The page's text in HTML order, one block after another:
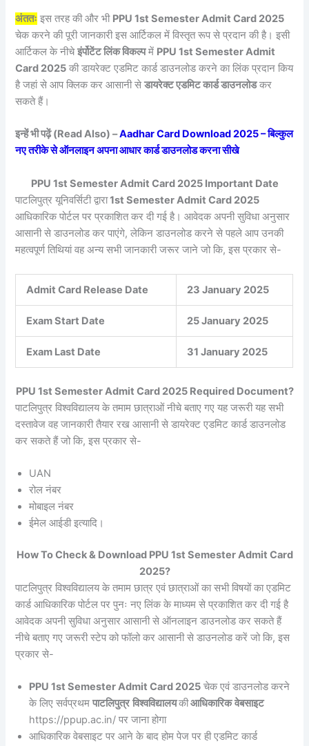
अंततः इस तरह की और भी PPU 1st Semester Admit Card 2025
चेक करने की पूरी जानकारी इस आर्टिकल में विस्तृत रूप से प्रदान की है। इसी
आर्टिकल के नीचेइंर्पोटेंट लिंक विकल्पमें PPU 1st Semester Admit
Card 2025 की डायरेक्ट एडमिट कार्ड डाउनलोड करने का लिंक प्रदान किय
है जहां से आप क्लिक कर आसानी सेडायरेक्ट एडमिट कार्ड डाउनलोडकर
सकते हैं।
इन्हें भी पढ़ें (Read Also) –Aadhar Card Download 2025 – बिल्कुल
नए तरीके से ऑनलाइन अपना आधार कार्ड डाउनलोड करना सीखे
PPU 1st Semester Admit Card 2025 Important Date
पाटलिपुत्र यूनिवर्सिटी द्वारा1st Semester Admit Card 2025
आधिकारिक पोर्टल पर प्रकाशित कर दी गई है। आवेदक अपनी सुविधा अनुसार
आसानी से डाउनलोड कर पाएंगे, लेकिन डाउनलोड करने से पहले आप उनकी
महत्वपूर्ण तिथियां वह अन्य सभी जानकारी जरूर जाने जो कि, इस प्रकार से-
Admit Card Release Date 23 January 2025
Exam Start Date 25 January 2025
Exam Last Date 31 January 2025
PPU 1st Semester Admit Card 2025 Required Document?
पाटलिपुत्र विश्वविद्यालय के तमाम छात्राओं नीचे बताए गए यह जरूरी यह सभी
दस्तावेज वह जानकारी तैयार रख आसानी से डायरेक्ट एडमिट कार्ड डाउनलोड
कर सकते हैं जो कि, इस प्रकार से-
UAN
रोल नंबर
मोबाइल नंबर
ईमेल आईडी इत्यादि।
How To Check & Download PPU 1st Semester Admit Card
2025?
पाटलिपुत्र विश्वविद्यालय के तमाम छात्र एवं छात्राओं का सभी विषयों का एडमिट
कार्ड आधिकारिक पोर्टल पर पुनः नए लिंक के माध्यम से प्रकाशित कर दी गई है
आवेदक अपनी सुविधा अनुसार आसानी से ऑनलाइन डाउनलोड कर सकते हैं
नीचे बताए गए जरूरी स्टेप को फॉलो कर आसानी से डाउनलोड करें जो कि, इस
प्रकार से-
PPU 1st Semester Admit Card 2025 चेक एवं डाउनलोड करने
के लिए सर्वप्रथमपाटलिपुत्र विश्वविद्यालयकीआधिकारिक वेबसाइट
https://ppup.ac.in/ पर जाना होगा
आधिकारिक वेबसाइट पर आने के बाद होम पेज पर ही एडमिट कार्ड